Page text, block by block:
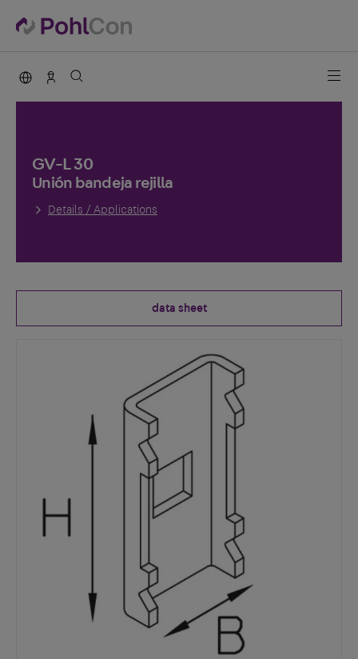
PohlCon international
Vertrieb Deutschland
GV-L 30
Unión bandeja rejilla
Details / Applications
data sheet